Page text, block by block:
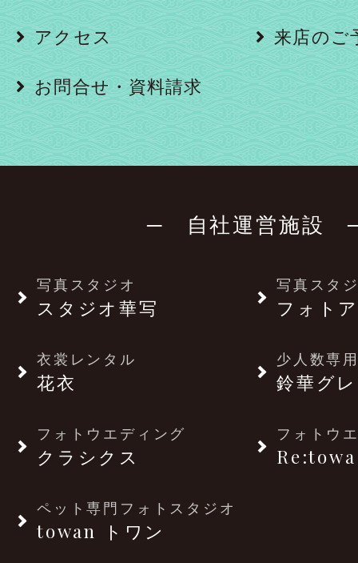
アクセス 来店のご
お問合せ・資料請求
─ 自社運営施設
写真スタジオ
スタジオ華写
写真スタ
フォト
衣裳レンタル
花衣
少人数専
鈴華グ
フォトウエディング
クラシクス
フォトウ
Re:towa
ペット専門フォトスタジオ
towan トワン